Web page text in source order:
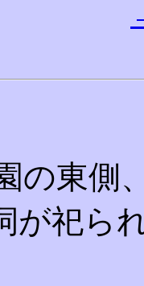
の東側
が祀ら